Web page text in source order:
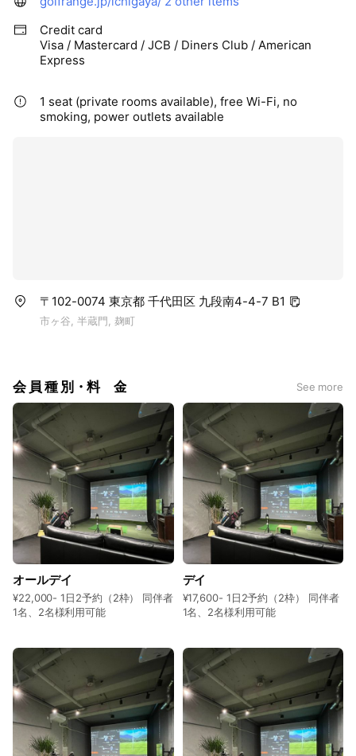
Credit card
Visa / Mastercard / JCB / Diners Club / American
Express
1 seat (private rooms available), free Wi-Fi, no
smoking, power outlets available
〒102-0074 東京都 千代田区 九段南4-4-7 B1
市ヶ谷, 半蔵門, 麹町
会 員 種 別・料 金 See more
オールデイ
¥22,000- 1日2予約（2枠） 同伴者
1名、2名様利用可能
デイ
¥17,600- 1日2予約（2枠） 同伴者
1名、2名様利用可能